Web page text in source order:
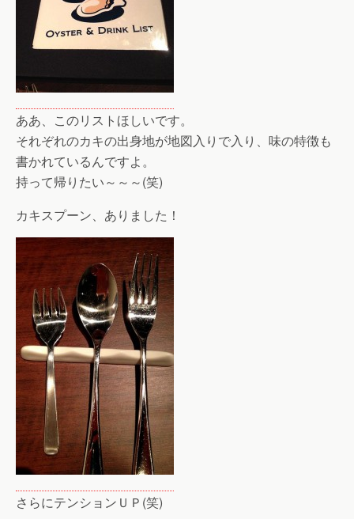
ああ、このリストほしいです。
それぞれのカキの出身地が地図入りで入り、味の特徴も
書かれているんですよ。
持って帰りたい～～～(笑)
カキスプーン、ありました！
さらにテンションＵＰ(笑)